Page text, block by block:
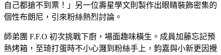
自己都搶不到票！」另一位壽星學文則製作出眼睛裝飾密集的
個性布朗尼，引來粉絲熱烈討論。
師弟團 F.F.O 初次挑戰下廚，場面趣味橫生。成員加藤忘記預
熱烤箱，至琦打蛋時不小心濺到粉絲手上，鈞嘉與小新更因攪